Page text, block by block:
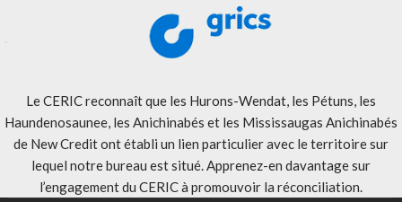
Le CERIC reconnaît que les Hurons-Wendat, les Pétuns, les
Haundenosaunee, les Anichinabés et les Mississaugas Anichinabés
de New Credit ont établi un lien particulier avec le territoire sur
lequel notre bureau est situé. Apprenez-en davantage sur
l’engagement du CERIC à promouvoir la réconciliation.